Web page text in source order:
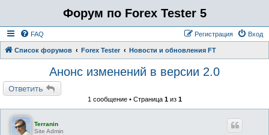
Форум по Forex Tester 5
FAQ Вход
Регистрация
Список форумов Forex Tester Новости и обновления FT
Анонс изменений в версии 2.0
Ответить
1 сообщение • Страница 1из 1
Terranin
Site Admin